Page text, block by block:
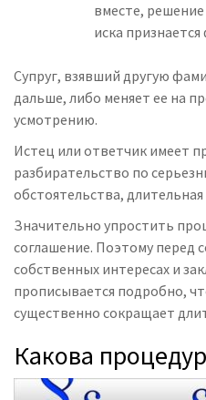
вместе, решение
иска
Супруг, взявший другую
дальше, либо меняет ее на
усмотрению.
Истец или ответчик имеет
разбирательство по
обстоятельства,
Значительно упростить
соглашение. Поэтому перед
собственных интересах и
прописывается подробно,
существенно сокращает
Какова